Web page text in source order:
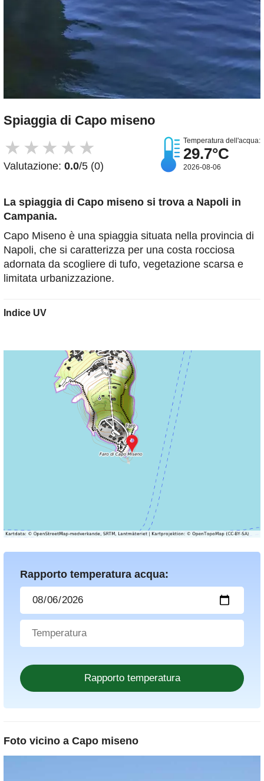
Spiaggia di Capo miseno
★ ★ ★ ★ ★
Valutazione: 0.0/5 (0)
Temperatura dell'acqua:
29.7°C
2026-08-06
La spiaggia di Capo miseno si trova a Napoli in
Campania.
Capo Miseno è una spiaggia situata nella provincia di
Napoli, che si caratterizza per una costa rocciosa
adornata da scogliere di tufo, vegetazione scarsa e
limitata urbanizzazione.
Indice UV
Rapporto temperatura acqua:
Foto vicino a Capo miseno